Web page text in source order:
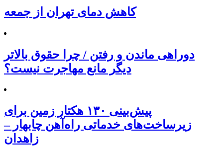
کاهش دمای تهران از جمعه
دوراهی ماندن و رفتن / چرا حقوق بالاتر
دیگر مانع مهاجرت نیست؟
پیش‌بینی ۱۳۰ هکتار زمین برای
زیرساخت‌های خدماتی راه‌آهن چابهار –
زاهدان